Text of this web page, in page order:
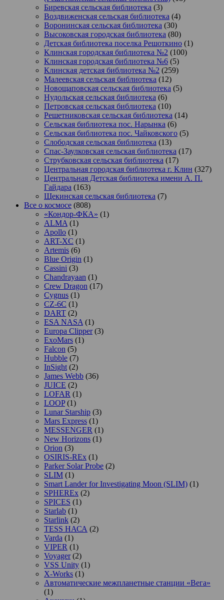
Биревская сельская библиотека (3)
Воздвиженская сельская библиотека (4)
Воронинская сельская библиотека (30)
Высоковская городская библиотека (80)
Детская библиотека поселка Решоткино (1)
Клинская городская библиотека №2 (100)
Клинская городская библиотека №6 (5)
Клинская детская библиотека №2 (259)
Малеевская сельская библиотека (12)
Новощаповская сельская библиотека (5)
Нудольская сельская библиотека (6)
Петровская сельская библиотека (10)
Решетниковская сельская библиотека (14)
Сельская библиотека пос. Нарынка (6)
Сельская библиотека пос. Чайковского (5)
Слободская сельская библиотека (13)
Спас-Заулковская сельская библиотека (17)
Струбковская сельская библиотека (17)
Центральная городская библиотека г. Клин (327)
Центральная Детская библиотека имени А. П.
Гайдара (163)
Щекинская сельская библиотека (7)
Все о космосе (808)
«Кондор-ФКА» (1)
ALMA (1)
Apollo (1)
ART-XC (1)
Artemis (6)
Blue Origin (1)
Cassini (3)
Chandrayaan (1)
Crew Dragon (17)
Cygnus (1)
CZ-6C (1)
DART (2)
ESA NASA (1)
Europa Clipper(3)
ExoMars (1)
Falcon (5)
Hubble (7)
InSight (2)
James Webb (36)
JUICE (2)
LOFAR (1)
LOOP(1)
Lunar Starship (3)
Mars Express (1)
MESSENGER (1)
New Horizons (1)
Orion (3)
OSIRIS-REx (1)
Parker Solar Probe (2)
SLIM (1)
Smart Lander for Investigating Moon (SLIM) (1)
SPHEREx (2)
SPICES (1)
Starlab (1)
Starlink (2)
TESS НАСА (2)
Varda (1)
VIPER (1)
Voyager(2)
VSS Unity (1)
X-Works (1)
Автоматические межпланетные станции «Вега»
(1)